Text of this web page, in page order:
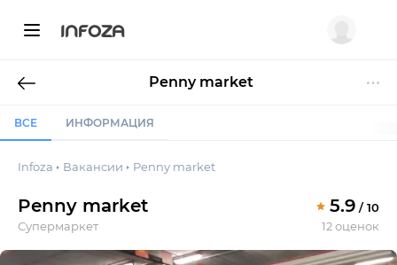
INFOZA
Penny market
ВСЕ ИНФОРМАЦИЯ
Infoza Вакансии Penny market
Penny market
Супермаркет
5.9 / 10
12 оценок